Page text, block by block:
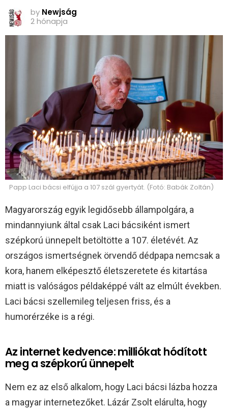
by Newjság
2 hónapja
Papp Laci bácsi elfújja a 107 szál gyertyát. (Fotó: Babák Zoltán)
Magyarország egyik legidősebb állampolgára, a
mindannyiunk által csak Laci bácsiként ismert
szépkorú ünnepelt betöltötte a 107. életévét. Az
országos ismertségnek örvendő dédpapa nemcsak a
kora, hanem elképesztő életszeretete és kitartása
miatt is valóságos példaképpé vált az elmúlt években.
Laci bácsi szellemileg teljesen friss, és a
humorérzéke is a régi.
Az internet kedvence: milliókat hódított
meg a szépkorú ünnepelt
Nem ez az első alkalom, hogy Laci bácsi lázba hozza
a magyar internetezőket. Lázár Zsolt elárulta, hogy